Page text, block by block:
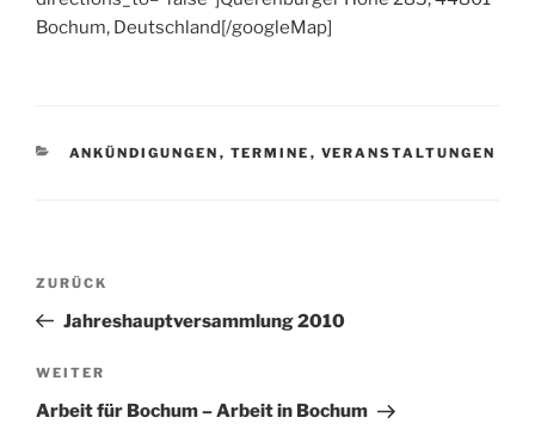
Bochum, Deutschland[/googleMap]
KATEGORIEN
ANKÜNDIGUNGEN , TERMINE , VERANSTALTUNGEN
Beitragsnavigation
Vorheriger
Beitrag
ZURÜCK
Jahreshauptversammlung 2010
Nächster
Beitrag
WEITER
Arbeit für Bochum – Arbeit in Bochum